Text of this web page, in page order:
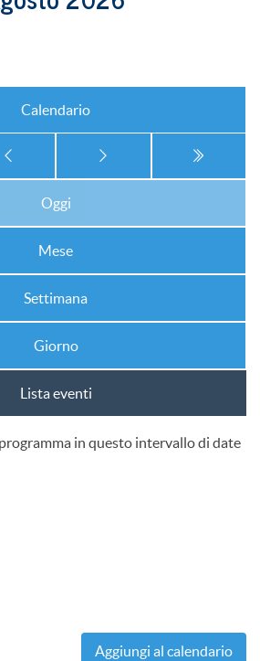
Calendario
Oggi
Mese
Settimana
Giorno
Lista eventi
in questo intervallo di date
Aggiungi al calendario